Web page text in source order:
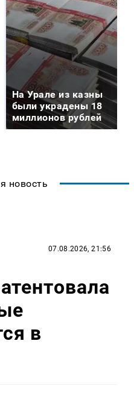
На Урале из казны
были украдены 18
миллионов рублей
новость
07.08.2026, 21:56
в